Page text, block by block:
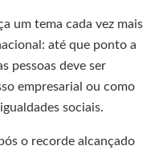
um tema cada vez mais
até que ponto a
pessoas deve ser
empresarial ou como
sociais.
o recorde alcançado